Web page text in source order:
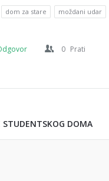
dom za stare
moždani udar
0 Prati
STUDENTSKOG DOMA